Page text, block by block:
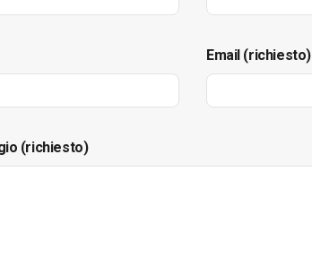
Email (richiesto)
(richiesto)